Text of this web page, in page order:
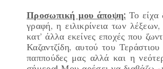
Προσωπική μου άποψη: Το είχα
γραφή, η ειλικρίνεια των
κατ’ άλλα εκείνες εποχές που
Καζαντζίδη, αυτού του
παππούδες μας αλλά και η